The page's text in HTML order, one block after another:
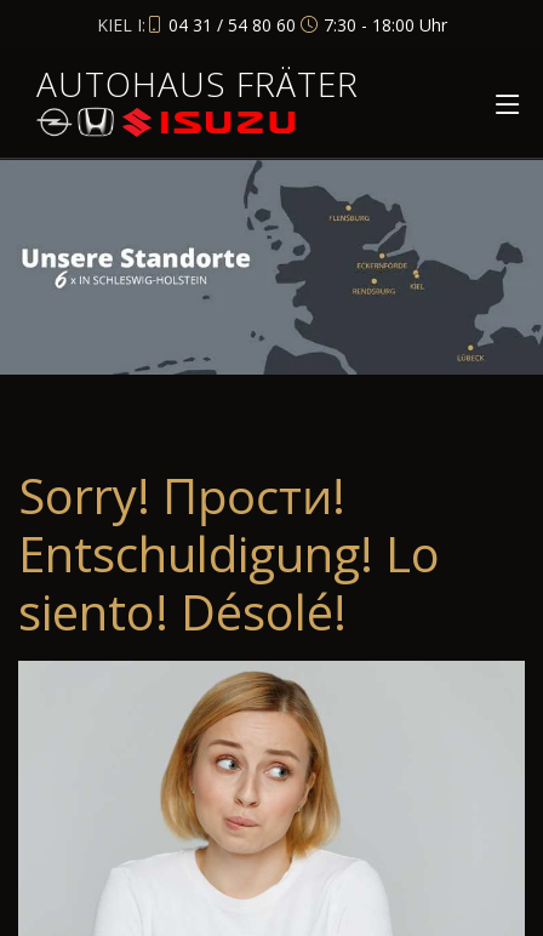
KIEL I: 04 31 / 54 80 60 7:30 - 18:00 Uhr
AUTOHAUS FRÄTER
Sorry! Прости!
Entschuldigung! Lo
siento! Désolé!